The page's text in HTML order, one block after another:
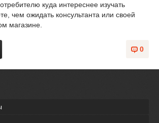
куда интереснее изучать
чем ожидать консультанта или своей
магазине.
0